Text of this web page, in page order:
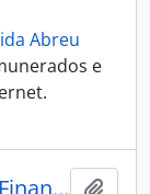
Abreu
e
A diversificação das fontes de Financiamento da Segurança Social